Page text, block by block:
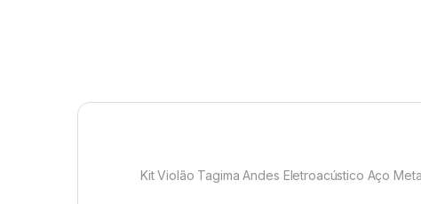
Kit Violão Tagima Andes Eletroacústico Aço